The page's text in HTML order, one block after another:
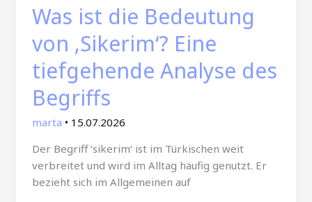
Was ist die Bedeutung
von ‚Sikerim‘? Eine
tiefgehende Analyse des
Begriffs
marta • 15.07.2026
Der Begriff ’sikerim‘ ist im Türkischen weit
verbreitet und wird im Alltag häufig genutzt. Er
bezieht sich im Allgemeinen auf